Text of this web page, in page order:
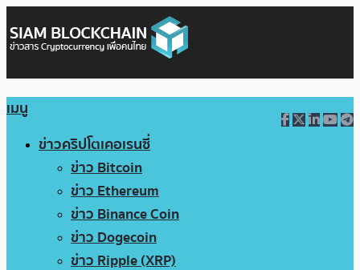
เมนู
ข่าวคริปโตเคอเรนซี่
ข่าว Bitcoin
ข่าว Ethereum
ข่าว Binance Coin
ข่าว Dogecoin
ข่าว Ripple (XRP)